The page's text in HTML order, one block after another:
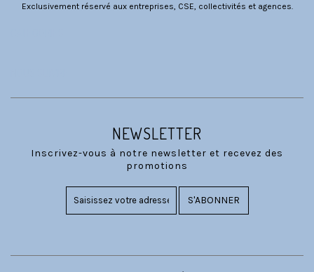
Exclusivement réservé aux entreprises, CSE, collectivités et agences.
NEWSLETTER
Inscrivez-vous à notre newsletter et recevez des
promotions
S'ABONNER